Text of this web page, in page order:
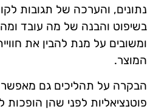
נתונים, והערכה של תגובות
בשיפוט והבנה של מה עובד
ומשובים על מנת להבין את
המוצר.
הבקרה על תהליכים גם
פוטנציאליות לפני שהן הופכות